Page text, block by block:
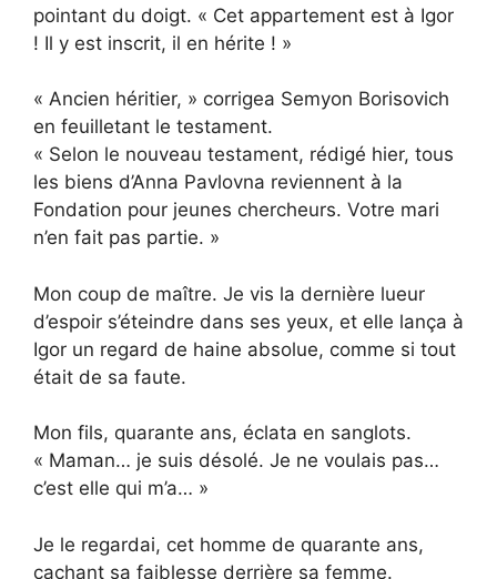
pointant du doigt. « Cet appartement est à Igor
! Il y est inscrit, il en hérite ! »
« Ancien héritier, » corrigea Semyon Borisovich
en feuilletant le testament.
« Selon le nouveau testament, rédigé hier, tous
les biens d’Anna Pavlovna reviennent à la
Fondation pour jeunes chercheurs. Votre mari
n’en fait pas partie. »
Mon coup de maître. Je vis la dernière lueur
d’espoir s’éteindre dans ses yeux, et elle lança à
Igor un regard de haine absolue, comme si tout
était de sa faute.
Mon fils, quarante ans, éclata en sanglots.
« Maman… je suis désolé. Je ne voulais pas…
c’est elle qui m’a… »
Je le regardai, cet homme de quarante ans,
cachant sa faiblesse derrière sa femme.